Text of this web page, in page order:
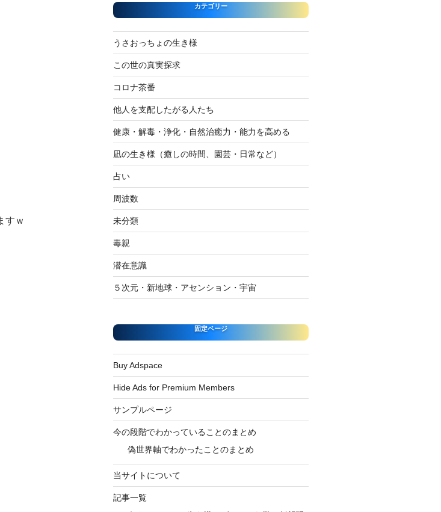
すｗ
カテゴリー
うさおっちょの生き様
この世の真実探求
コロナ茶番
他人を支配したがる人たち
健康・解毒・浄化・自然治癒力・能力を高める
凪の生き様（癒しの時間、園芸・日常など）
占い
周波数
未分類
毒親
潜在意識
５次元・新地球・アセンション・宇宙
固定ページ
Buy Adspace
Hide Ads for Premium Members
サンプルページ
今の段階でわかっていることのまとめ
偽世界軸でわかったことのまとめ
当サイトについて
記事一覧